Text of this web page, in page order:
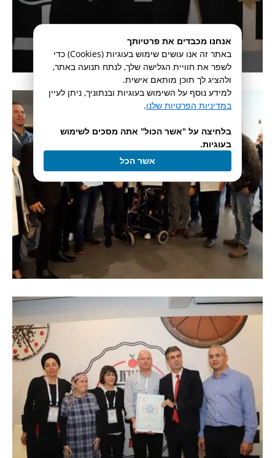
אנחנו מכבדים את פרטיותך
באתר זה אנו עושים שימוש בעוגיות (Cookies) כדי
לשפר את חוויית הגלישה שלך, לנתח תנועה באתר,
ולהציג לך תוכן מותאם אישית.
למידע נוסף על השימוש בעוגיות ובנתוניך, ניתן לעיין
במדיניות הפרטיות שלנו.
בלחיצה על "אשר הכול" אתה מסכים לשימוש
בעוגיות.
אשר הכל